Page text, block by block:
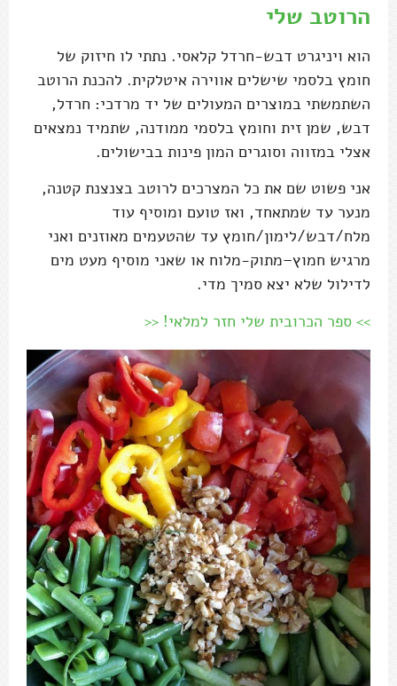
הרוטב שלי
הוא ויניגרט דבש-חרדל קלאסי. נתתי לו חיזוק של
חומץ בלסמי שישלים אווירה איטלקית. להכנת הרוטב
השתמשתי במוצרים המעולים של יד מרדכי: חרדל,
דבש, שמן זית וחומץ בלסמי ממודנה, שתמיד נמצאים
אצלי במזווה וסוגרים המון פינות בבישולים.
אני פשוט שם את כל המצרכים לרוטב בצנצנת קטנה,
מנער עד שמתאחד, ואז טועם ומוסיף עוד
מלח/דבש/לימון/חומץ עד שהטעמים מאוזנים ואני
מרגיש חמוץ–מתוק-מלוח או שאני מוסיף מעט מים
לדילול שלא יצא סמיך מדי.
>> ספר הכרובית שלי חזר למלאי! <<